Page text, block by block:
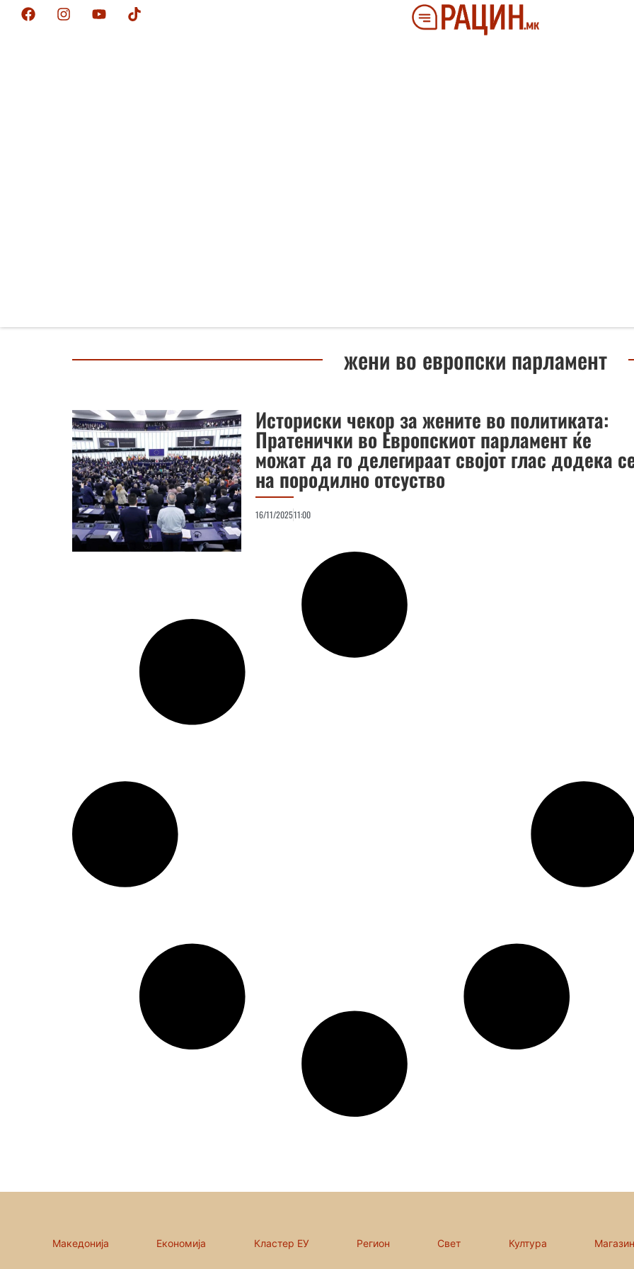
жени во европски парламент
Историски чекор за жените во политиката:
Пратенички во Европскиот парламент ќе
можат да го делегираат својот глас додека
на породилно отсуство
16/11/202511:00
Македонија Економија Кластер ЕУ Регион Свет Култура